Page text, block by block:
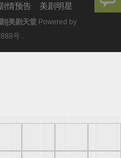
情预告 美剧明星
|美剧天堂 Powered by
号 .